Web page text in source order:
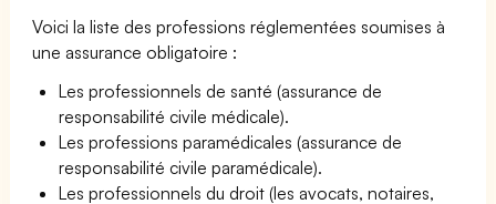
Voici la liste des professions réglementées soumises à
une assurance obligatoire :
Les professionnels de santé (assurance de
responsabilité civile médicale).
Les professions paramédicales (assurance de
responsabilité civile paramédicale).
Les professionnels du droit (les avocats, notaires,